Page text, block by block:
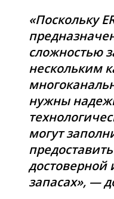
«Поскольку
сложностью
нескольким
нужны
могут
запасах», —